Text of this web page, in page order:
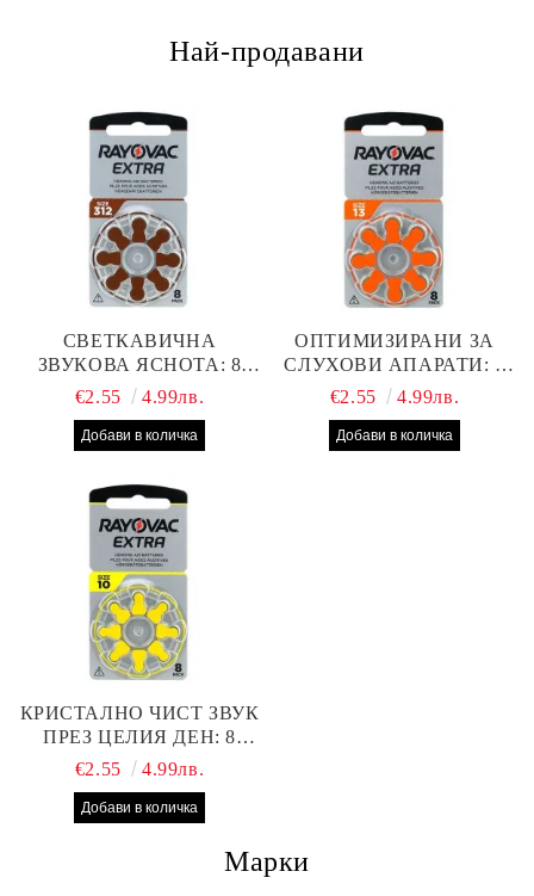
Най-продавани
СВЕТКАВИЧНА
ЗВУКОВА ЯСНОТА: 8
БРОЯ RAYOVAC EXTRA
СЛУХОВ АПАРАТ С
€2.55 4.99лв.
ОПТИМИЗИРАНИ ЗА
СЛУХОВИ АПАРАТИ: 8
БРОЯ RAYOVAC EXTRA
ПРОИЗВОДИТЕЛНОСТ
€2.55 4.99лв.
КРИСТАЛНО ЧИСТ ЗВУК
ПРЕЗ ЦЕЛИЯ ДЕН: 8
БРОЯ RAYOVAC EXTRA
АПАРАТ
€2.55 4.99лв.
Марки